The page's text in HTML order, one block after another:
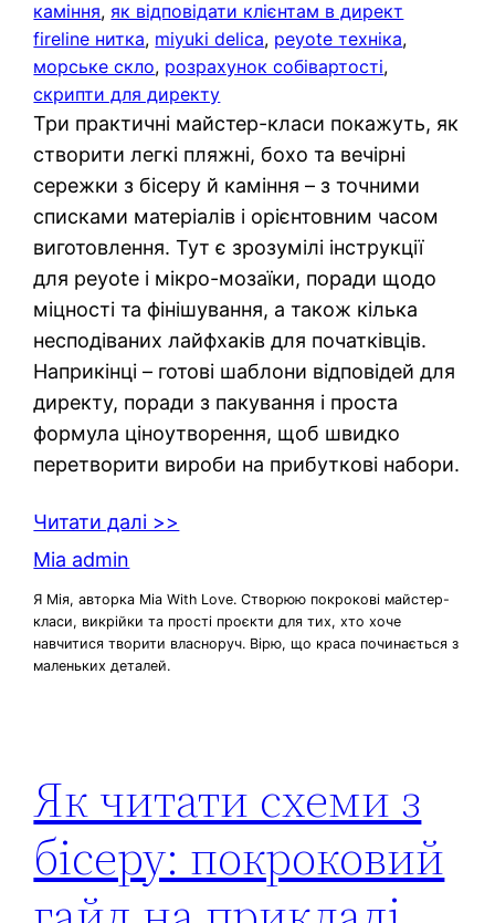
каміння, як відповідати клієнтам в директ
fireline нитка, miyuki delica, peyote техніка
морське скло, розрахунок собівартості
скрипти для директу
Три практичні майстер-класи покажуть, як
створити легкі пляжні, бохо та вечірні
сережки з бісеру й каміння – з точними
списками матеріалів і орієнтовним часом
виготовлення. Тут є зрозумілі інструкції
для peyote і мікро-мозаїки, поради щодо
міцності та фінішування, а також кілька
несподіваних лайфхаків для початківців.
Наприкінці – готові шаблони відповідей для
директу, поради з пакування і проста
формула ціноутворення, щоб швидко
перетворити вироби на прибуткові набори.
Читати далі >>
Mia admin
Я Мія, авторка Mia With Love. Створюю покрокові майстер-
класи, викрійки та прості проєкти для тих, хто хоче
навчитися творити власноруч. Вірю, що краса починається з
маленьких деталей.
Як читати схеми з
бісеру: покроковий